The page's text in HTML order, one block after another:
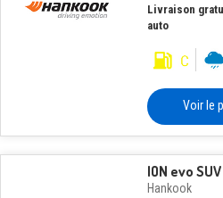
Livraison
auto
Voir le
ION evo
Hankook